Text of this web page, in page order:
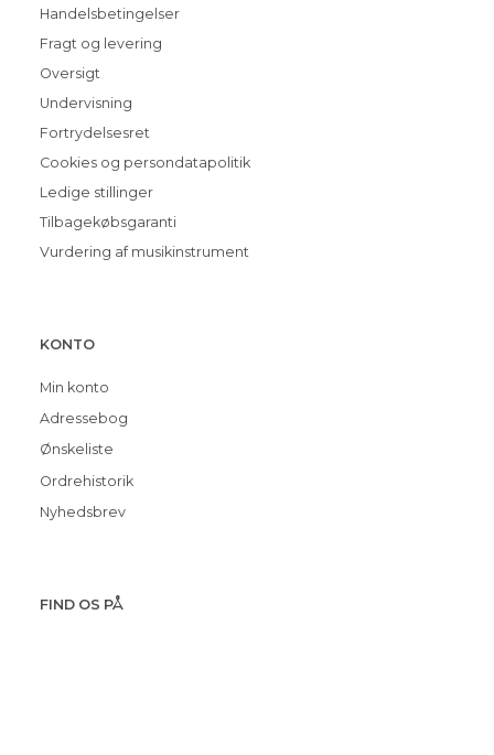
Handelsbetingelser
Fragt og levering
Oversigt
Undervisning
Fortrydelsesret
Cookies og persondatapolitik
Ledige stillinger
Tilbagekøbsgaranti
Vurdering af musikinstrument
KONTO
Min konto
Adressebog
Ønskeliste
Ordrehistorik
Nyhedsbrev
FIND OS PÅ